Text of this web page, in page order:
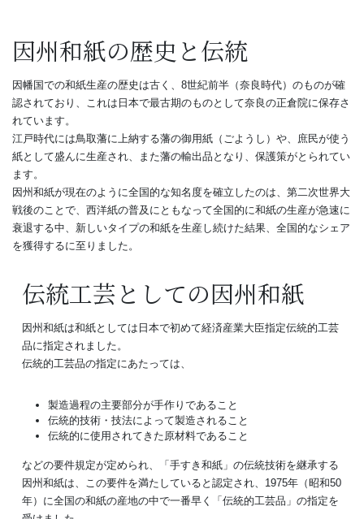
因州和紙の歴史と伝統
因幡国での和紙生産の歴史は古く、8世紀前半（奈良時代）のものが確
認されており、これは日本で最古期のものとして奈良の正倉院に保存さ
れています。
江戸時代には鳥取藩に上納する藩の御用紙（ごようし）や、庶民が使う
紙として盛んに生産され、また藩の輸出品となり、保護策がとられてい
ます。
因州和紙が現在のように全国的な知名度を確立したのは、第二次世界大
戦後のことで、西洋紙の普及にともなって全国的に和紙の生産が急速に
衰退する中、新しいタイプの和紙を生産し続けた結果、全国的なシェア
を獲得するに至りました。
伝統工芸としての因州和紙
因州和紙は和紙としては日本で初めて経済産業大臣指定伝統的工芸
品に指定されました。
伝統的工芸品の指定にあたっては、
製造過程の主要部分が手作りであること
伝統的技術・技法によって製造されること
伝統的に使用されてきた原材料であること
などの要件規定が定められ、「手すき和紙」の伝統技術を継承する
因州和紙は、この要件を満たしていると認定され、1975年（昭和50
年）に全国の和紙の産地の中で一番早く「伝統的工芸品」の指定を